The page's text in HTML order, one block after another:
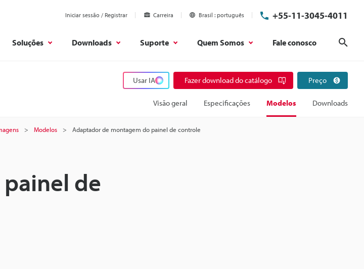
Iniciar sessão / Registrar Carreira Brasil português +55-11-3045-4011
Soluções Downloads Suporte Quem Somos Fale conosco
Usar IA Fazer download do catálogo Preço
Visão geral Especificações Modelos Downloads
Modelos Adaptador de montagem do painel de controle
de